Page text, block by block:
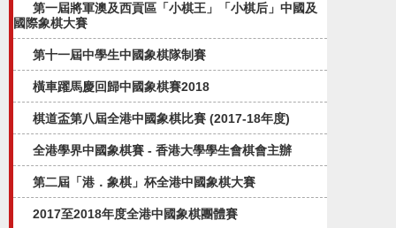
第一屆將軍澳及西貢區「小棋王」「小棋后」中國及
國際象棋大賽
第十一屆中學生中國象棋隊制賽
橫車躍馬慶回歸中國象棋賽2018
棋道盃第八屆全港中國象棋比賽 (2017-18年度)
全港學界中國象棋賽 - 香港大學學生會棋會主辦
第二屆「港．象棋」杯全港中國象棋大賽
2017至2018年度全港中國象棋團體賽